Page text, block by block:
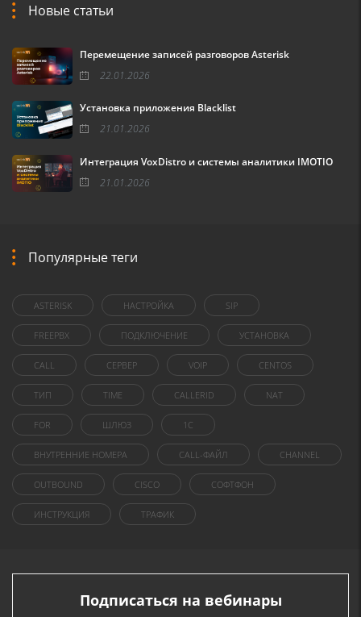
Новые статьи
Перемещение записей разговоров Asterisk
22.01.2026
Установка приложения Blacklist
21.01.2026
Интеграция VoxDistro и системы аналитики IMOTIO
21.01.2026
Популярные теги
ASTERISK НАСТРОЙКА SIP
FREEPBX ПОДКЛЮЧЕНИЕ УСТАНОВКА
CALL СЕРВЕР VOIP CENTOS
ТИП TIME CALLERID NAT
FOR ШЛЮЗ 1C
ВНУТРЕННИЕ НОМЕРА CALL-ФАЙЛ CHANNEL
OUTBOUND CISCO СОФТФОН
ИНСТРУКЦИЯ ТРАФИК
Подписаться на вебинары